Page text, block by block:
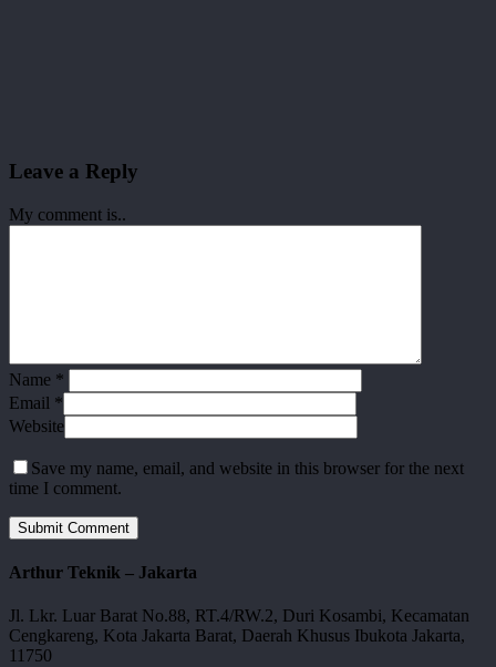
Leave a Reply
My comment is..
Name *
Email *
Website
Save my name, email, and website in this browser for the next
time I comment.
Arthur Teknik – Jakarta
Jl. Lkr. Luar Barat No.88, RT.4/RW.2, Duri Kosambi, Kecamatan
Cengkareng, Kota Jakarta Barat, Daerah Khusus Ibukota Jakarta,
11750